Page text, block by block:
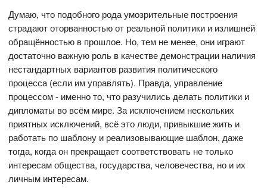
Думаю, что подобного рода умозрительные построения
страдают оторванностью от реальной политики и излишней
обращённостью в прошлое. Но, тем не менее, они играют
достаточно важную роль в качестве демонстрации наличия
нестандартных вариантов развития политического
процесса (если им управлять). Правда, управление
процессом - именно то, что разучились делать политики и
дипломаты во всём мире. За исключением нескольких
приятных исключений, всё это люди, привыкшие жить и
работать по шаблону и реализовывающие шаблон, даже
тогда, когда он прекращает соответствовать не только
интересам общества, государства, человечества, но и их
личным интересам.